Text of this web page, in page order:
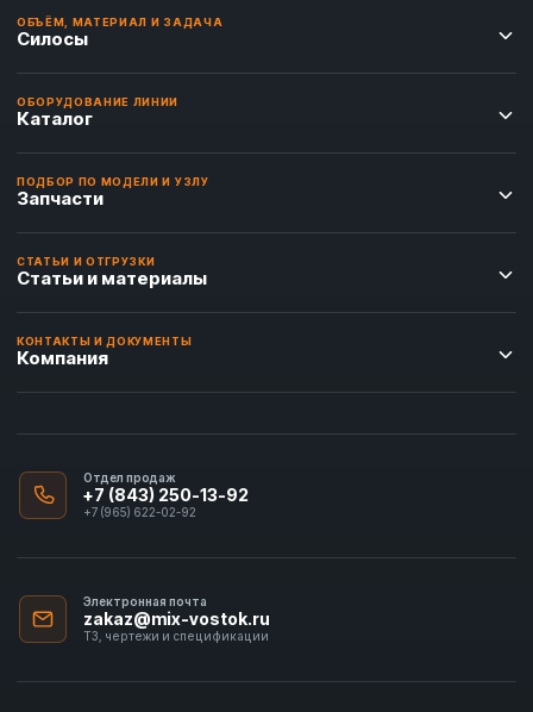
ОБЪЁМ, МАТЕРИАЛ И ЗАДАЧА
Силосы
ОБОРУДОВАНИЕ ЛИНИИ
Каталог
ПОДБОР ПО МОДЕЛИ И УЗЛУ
Запчасти
СТАТЬИ И ОТГРУЗКИ
Статьи и материалы
КОНТАКТЫ И ДОКУМЕНТЫ
Компания
Отдел продаж
+7 (843) 250-13-92
+7 (965) 622-02-92
Электронная почта
zakaz@mix-vostok.ru
ТЗ, чертежи и спецификации